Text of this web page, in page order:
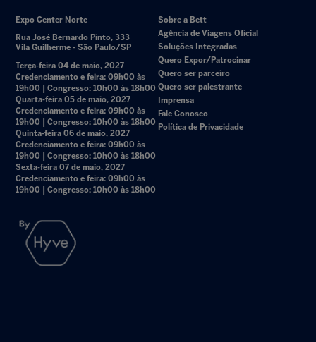
Expo Center Norte
Rua José Bernardo Pinto, 333
Vila Guilherme - São Paulo/SP
Terça-feira 04 de maio, 2027
Credenciamento e feira: 09h00 às
19h00 | Congresso: 10h00 às 18h00
Quarta-feira 05 de maio, 2027
Credenciamento e feira: 09h00 às
19h00 | Congresso: 10h00 às 18h00
Quinta-feira 06 de maio, 2027
Credenciamento e feira: 09h00 às
19h00 | Congresso: 10h00 às 18h00
Sexta-feira 07 de maio, 2027
Credenciamento e feira: 09h00 às
19h00 | Congresso: 10h00 às 18h00
Sobre a Bett
Agência de Viagens Oficial
Soluções Integradas
Quero Expor/Patrocinar
Quero ser parceiro
Quero ser palestrante
Imprensa
Fale Conosco
Política de Privacidade